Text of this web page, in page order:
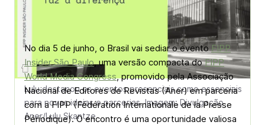
Lulu destacou os eventos presenciais como essenciais
para novas ideias e parcerias. Imagem: Divulgação
Aner/Lulu Skantze
No dia 5 de junho, o Brasil vai sediar o eventoFIPP
Insider São Paulo, uma versão compacta doFIPP
World Media Congress, promovido pela Associação
Nacional de Editores de Revistas (Aner) em parceria
com a FIPP (Fédération Internationale de la Presse
Périodique). O encontro é uma oportunidade valiosa